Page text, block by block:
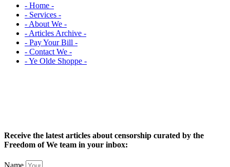
- Home -
- Services -
- About We -
- Articles Archive -
- Pay Your Bill -
- Contact We -
- Ye Olde Shoppe -
Receive the latest articles about censorship curated by the
Freedom of We team in your inbox:
Name